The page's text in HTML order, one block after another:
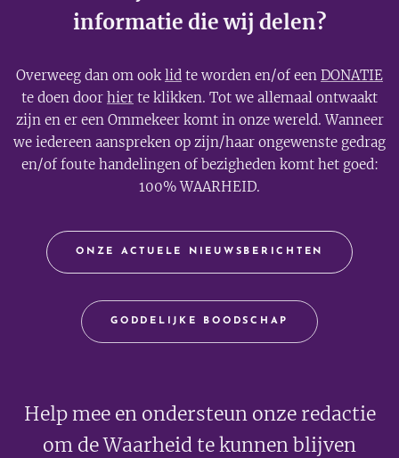
informatie die wij delen?
Overweeg dan om ooklid te worden en/of een DONATIE
te doen door hier te klikken. Tot we allemaal ontwaakt
zijn en er een Ommekeer komt in onze wereld. Wanneer
we iedereen aanspreken op zijn/haar ongewenste gedrag
en/of foute handelingen of bezigheden komt het goed:
100% WAARHEID.
ONZE ACTUELE NIEUWSBERICHTEN
GODDELIJKE BOODSCHAP
Help mee en ondersteun onze redactie
om de Waarheid te kunnen blijven